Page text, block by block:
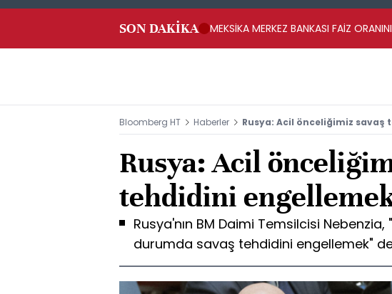
SON DAKİKA MEKSİKA MERKEZ BANKASI FAİZ
Bloomberg HT Haberler Rusya: Acil önceliğimiz savaş
Rusya: Acil
tehdidini
Rusya'nın BM Daimi Temsilcisi
durumda savaş tehdidini engellemek"